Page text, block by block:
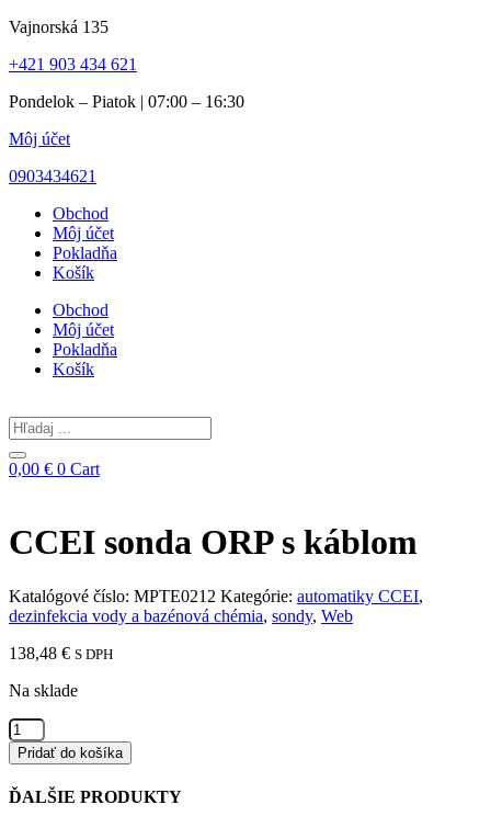
Preskočiť
obsah
Vajnorská 135
+421 903 434 621
Pondelok – Piatok | 07:00 – 16:30
Môj účet
0903434621
Obchod
Môj účet
Pokladňa
Košík
Obchod
Môj účet
Pokladňa
Košík
Search
...
0,00 € 0 Cart
CCEI sonda ORP s káblom
Katalógové číslo: MPTE0212 Kategórie: automatiky CCEI,
dezinfekcia vody a bazénová chémia, sondy, Web
138,48 € S DPH
Na sklade
množstvo
CCEI
sonda
ORP
s
Pridať do košíka
ĎALŠIE PRODUKTY